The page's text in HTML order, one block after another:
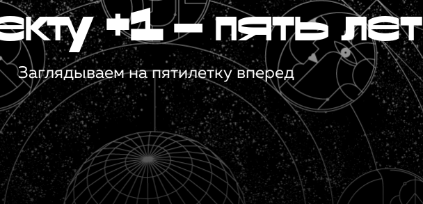
+1 — пять лет
Заглядываем на пятилетку вперед